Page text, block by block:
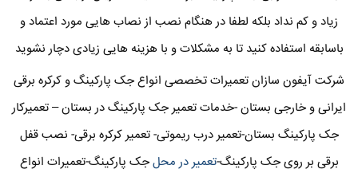
زیاد و کم نداد بلکه لطفا در هنگام نصب از نصاب هایی مورد اعتماد و
باسابقه استفاده کنید تا به مشکلات و با هزینه هایی زیادی دچار نشوید
شرکت آیفون سازان تعمیرات تخصصی انواع جک پارکینگ و کرکره برقی
ایرانی و خارجی بستان -خدمات تعمیر جک پارکینگ در بستان – تعمیرکار
جک پارکینگ بستان-تعمیر درب ریموتی- تعمیر کرکره برقی- نصب قفل
برقی بر روی جک پارکینگ-تعمیر در محلجک پارکینگ-تعمیرات انواع